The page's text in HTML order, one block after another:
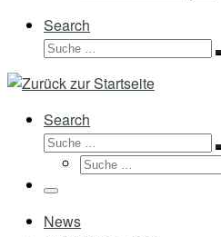
Search
Suche
Search
Suche
Suche
Menü
News